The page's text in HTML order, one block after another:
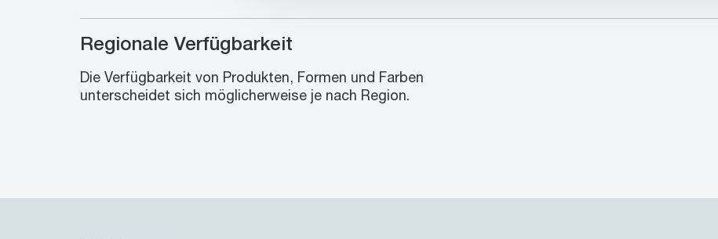
Regionale Verfügbarkeit
Die Verfügbarkeit von Produkten, Formen und Farben
unterscheidet sich möglicherweise je nach Region.